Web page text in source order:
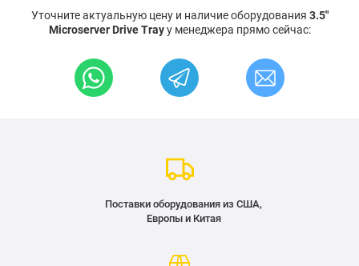
Уточните актуальную цену и наличие оборудования 3.5"
Microserver Drive Trayу менеджера прямо сейчас:
Поставки оборудования из США,
Европы и Китая